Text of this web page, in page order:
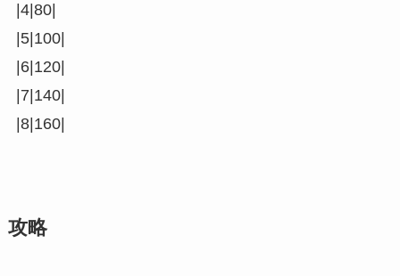
|4|80|
|5|100|
|6|120|
|7|140|
|8|160|
攻略